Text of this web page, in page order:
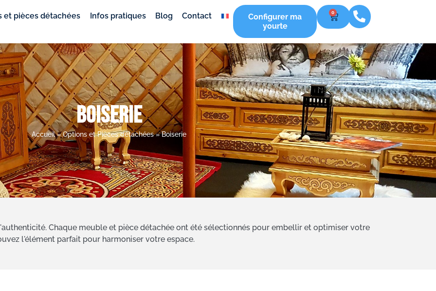
et pièces détachées Infos pratiques Blog Contact
Configurer ma
yourte
0
Boiserie
Accueil»Options et Pièces détachées»Boiserie
Chaque meuble et pièce détachée ont été sélectionnés pour embellir et optimiser votre
l'élément parfait pour harmoniser votre espace.